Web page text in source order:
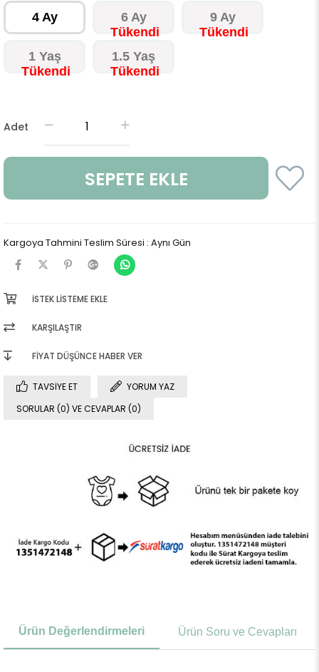
4 Ay 6 Ay 9 Ay
1 Yaş 1.5 Yaş
Adet
Kargoya Tahmini Teslim Süresi : Aynı Gün
İSTEK LISTEME EKLE
KARŞILAŞTIR
FIYAT DÜŞÜNCE HABER VER
TAVSIYE ET
YORUM YAZ
SORULAR (0) VE CEVAPLAR (0)
Ürün Değerlendirmeleri Ürün Soru ve Cevapları